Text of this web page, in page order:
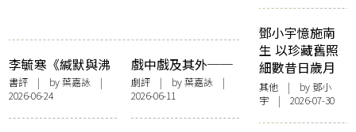
李毓寒《緘默與沸
騰》的自然書寫
書評 | by葉嘉詠 |
2026-06-24
戲中戲及其外──
評新域劇團《小城
之春》
劇評| by葉嘉詠|
2026-06-11
鄧小宇憶施南
生 以珍藏舊照
細數昔日歲月
其他 | by 鄧小
宇 | 2026-07-30